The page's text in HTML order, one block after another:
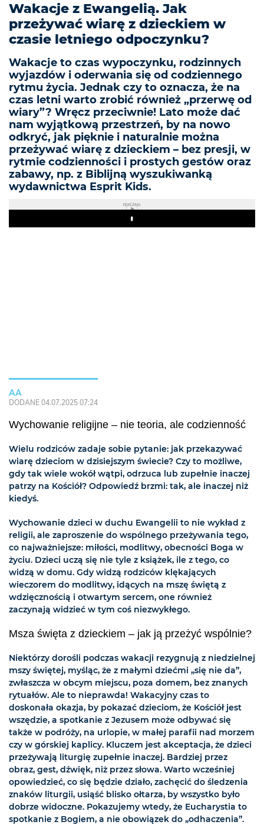
Wakacje z Ewangelią. Jak
przeżywać wiarę z dzieckiem w
czasie letniego odpoczynku?
Wakacje to czas wypoczynku, rodzinnych
wyjazdów i oderwania się od codziennego
rytmu życia. Jednak czy to oznacza, że na
czas letni warto zrobić również „przerwę od
wiary”? Wręcz przeciwnie! Lato może dać
nam wyjątkową przestrzeń, by na nowo
odkryć, jak pięknie i naturalnie można
przeżywać wiarę z dzieckiem – bez presji, w
rytmie codzienności i prostych gestów oraz
zabawy, np. z Biblijną wyszukiwanką
wydawnictwa Esprit Kids.
REKLAMA
Play
AA
DODANE 04.07.2025 07:24
Wychowanie religijne – nie teoria, ale codzienność
Wielu rodziców zadaje sobie pytanie: jak przekazywać
wiarę dzieciom w dzisiejszym świecie? Czy to możliwe,
gdy tak wiele wokół wątpi, odrzuca lub zupełnie inaczej
patrzy na Kościół? Odpowiedź brzmi: tak, ale inaczej niż
kiedyś.
Wychowanie dzieci w duchu Ewangelii to nie wykład z
religii, ale zaproszenie do wspólnego przeżywania tego,
co najważniejsze: miłości, modlitwy, obecności Boga w
życiu. Dzieci uczą się nie tyle z książek, ile z tego, co
widzą w domu. Gdy widzą rodziców klękających
wieczorem do modlitwy, idących na mszę świętą z
wdzięcznością i otwartym sercem, one również
zaczynają widzieć w tym coś niezwykłego.
Msza święta z dzieckiem – jak ją przeżyć wspólnie?
Niektórzy dorośli podczas wakacji rezygnują z niedzielnej
mszy świętej, myśląc, że z małymi dziećmi „się nie da”,
zwłaszcza w obcym miejscu, poza domem, bez znanych
rytuałów. Ale to nieprawda! Wakacyjny czas to
doskonała okazja, by pokazać dzieciom, że Kościół jest
wszędzie, a spotkanie z Jezusem może odbywać się
także w podróży, na urlopie, w małej parafii nad morzem
czy w górskiej kaplicy. Kluczem jest akceptacja, że dzieci
przeżywają liturgię zupełnie inaczej. Bardziej przez
obraz, gest, dźwięk, niż przez słowa. Warto wcześniej
opowiedzieć, co się będzie działo, zachęcić do śledzenia
znaków liturgii, usiąść blisko ołtarza, by wszystko było
dobrze widoczne. Pokazujemy wtedy, że Eucharystia to
spotkanie z Bogiem, a nie obowiązek do „odhaczenia”.